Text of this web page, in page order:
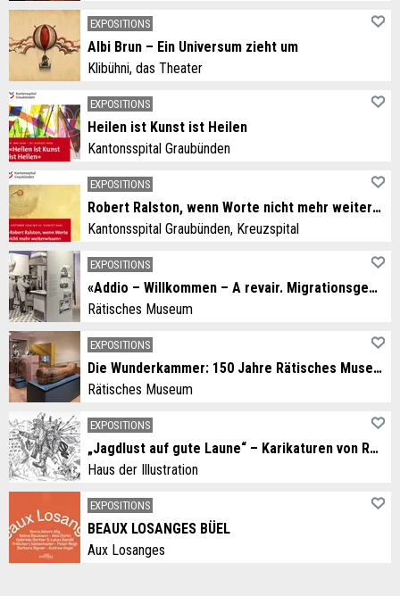
EXPOSITIONS
Albi Brun – Ein Universum zieht um
Klibühni, das Theater
EXPOSITIONS
Heilen ist Kunst ist Heilen
Kantonsspital Graubünden
EXPOSITIONS
Robert Ralston, wenn Worte nicht mehr weiterwissen
Kantonsspital Graubünden, Kreuzspital
EXPOSITIONS
«Addio – Willkommen – A revair. Migrationsgeschichten aus dem Grandhotel Alpen»
Rätisches Museum
EXPOSITIONS
Die Wunderkammer: 150 Jahre Rätisches Museum
Rätisches Museum
EXPOSITIONS
„Jagdlust auf gute Laune“ – Karikaturen von Rolf Giger
Haus der Illustration
EXPOSITIONS
BEAUX LOSANGES BÜEL
Aux Losanges